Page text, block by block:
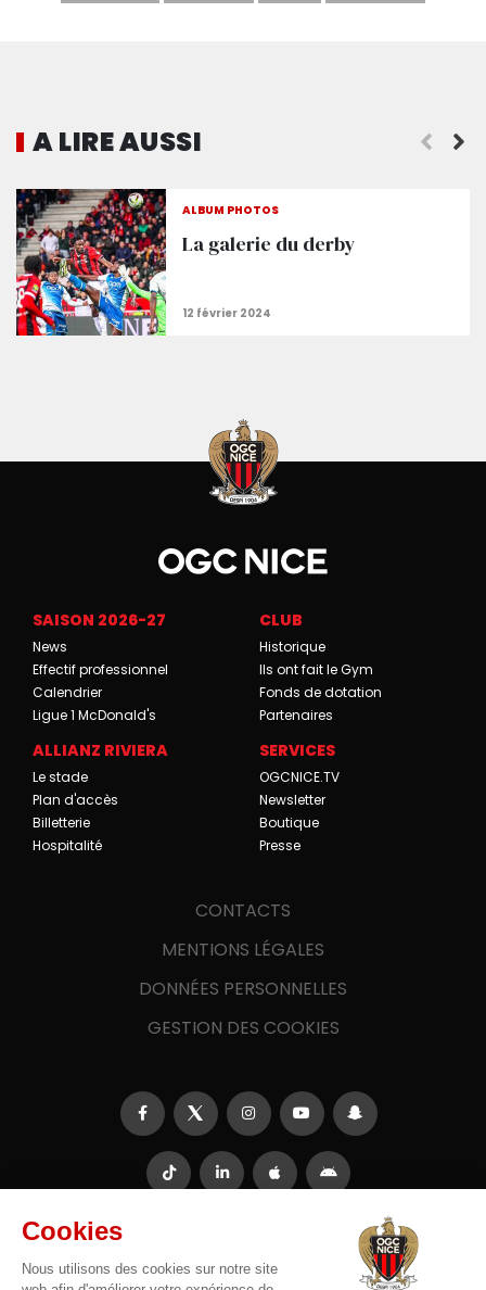
A LIRE AUSSI
ALBUM PHOTOS
La galerie du derby
Nice 2-3 Monaco : Minute par minute
SAISON 2026-27
News
Effectif professionnel
Calendrier
Ligue 1 McDonald's
CLUB
Historique
Ils ont fait le Gym
Fonds de dotation
Partenaires
ALLIANZ RIVIERA
Le stade
Plan d'accès
Billetterie
Hospitalité
SERVICES
OGCNICE.TV
Newsletter
Boutique
Presse
CONTACTS
MENTIONS LÉGALES
DONNÉES PERSONNELLES
GESTION DES COOKIES